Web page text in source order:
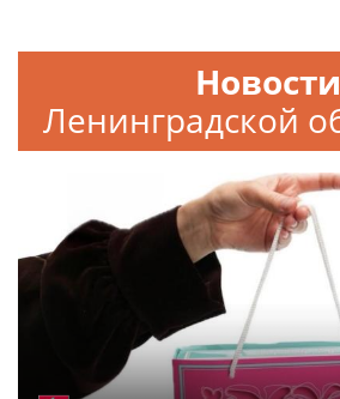
Новости
Ленинградской